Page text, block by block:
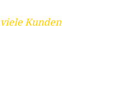
Kunden